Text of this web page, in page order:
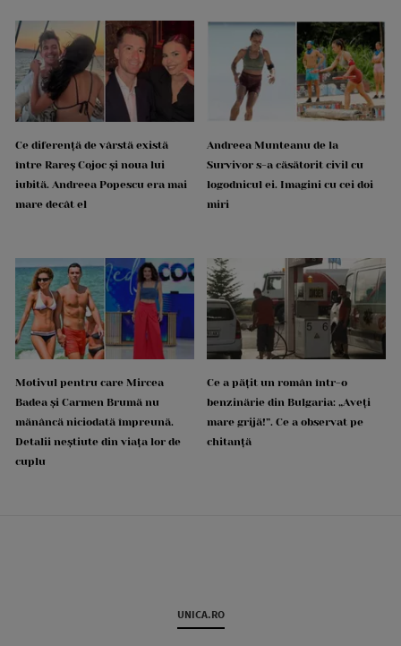
Ce diferență de vârstă există
între Rareș Cojoc și noua lui
iubită. Andreea Popescu era mai
mare decât el
Andreea Munteanu de la
Survivor s-a căsătorit civil cu
logodnicul ei. Imagini cu cei doi
miri
Motivul pentru care Mircea
Badea și Carmen Brumă nu
mănâncă niciodată împreună.
Detalii neștiute din viața lor de
cuplu
Ce a pățit un român într-o
benzinărie din Bulgaria: „Aveți
mare grijă!”. Ce a observat pe
chitanță
UNICA.RO